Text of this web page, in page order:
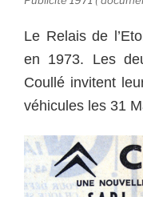
Le Relais de
en 1973. Les
Coullé invitent
véhicules les 31